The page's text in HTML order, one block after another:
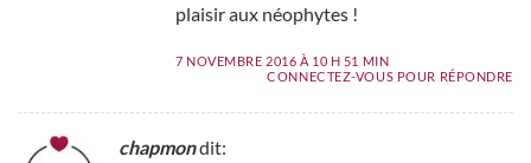
plaisir aux néophytes !
7 NOVEMBRE 2016 À 10 H 51 MIN
CONNECTEZ-VOUS POUR RÉPONDRE
chapmondit: